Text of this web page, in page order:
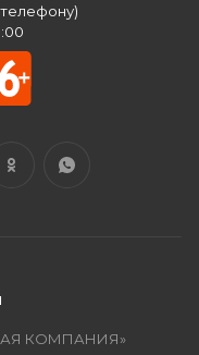
КОМПАНИЯ»